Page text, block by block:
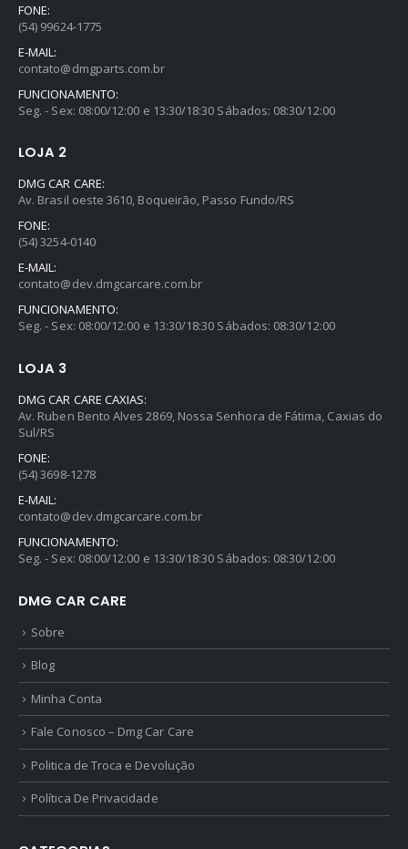
FONE:
(54) 99624-1775
E-MAIL:
contato@dmgparts.com.br
FUNCIONAMENTO:
Seg. - Sex: 08:00/12:00 e 13:30/18:30 Sábados: 08:30/12:00
LOJA 2
DMG CAR CARE:
Av. Brasil oeste 3610, Boqueirão, Passo Fundo/RS
FONE:
(54) 3254-0140
E-MAIL:
contato@dev.dmgcarcare.com.br
FUNCIONAMENTO:
Seg. - Sex: 08:00/12:00 e 13:30/18:30 Sábados: 08:30/12:00
LOJA 3
DMG CAR CARE CAXIAS:
Av. Ruben Bento Alves 2869, Nossa Senhora de Fátima, Caxias do
Sul/RS
FONE:
(54) 3698-1278
E-MAIL:
contato@dev.dmgcarcare.com.br
FUNCIONAMENTO:
Seg. - Sex: 08:00/12:00 e 13:30/18:30 Sábados: 08:30/12:00
DMG CAR CARE
Sobre
Blog
Minha Conta
Fale Conosco – Dmg Car Care
Politica de Troca e Devolução
Política De Privacidade